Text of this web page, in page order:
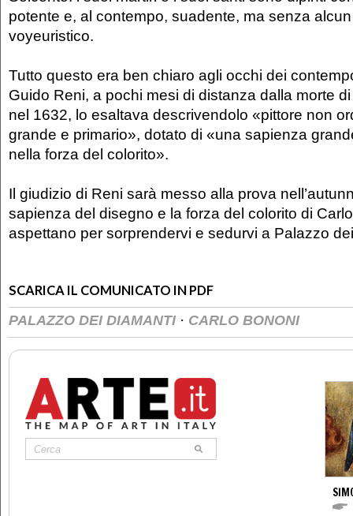
potente e, al contempo, suadente, ma senza
voyeuristico.
Tutto questo era ben chiaro agli occhi dei
Guido Reni, a pochi mesi di distanza dalla morte
nel 1632, lo esaltava descrivendolo «pittore non
grande e primario», dotato di «una sapienza
nella forza del colorito».
Il giudizio di Reni sarà messo alla prova
sapienza del disegno e la forza del colorito di
aspettano per sorprendervi e sedurvi a Palazzo
SCARICA IL COMUNICATO IN PDF
PALAZZO DEI DIAMANTI · CARLO BONONI